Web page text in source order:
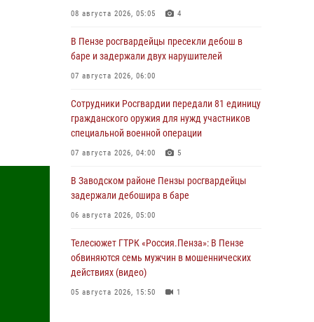
08 августа 2026, 05:05 4
В Пензе росгвардейцы пресекли дебош в
баре и задержали двух нарушителей
07 августа 2026, 06:00
Сотрудники Росгвардии передали 81 единицу
гражданского оружия для нужд участников
специальной военной операции
07 августа 2026, 04:00 5
В Заводском районе Пензы росгвардейцы
задержали дебошира в баре
06 августа 2026, 05:00
Телесюжет ГТРК «Россия.Пенза»: В Пензе
обвиняются семь мужчин в мошеннических
действиях (видео)
05 августа 2026, 15:50 1